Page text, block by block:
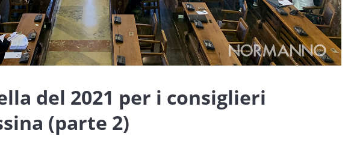
del 2021 per i consiglieri
(parte 2)